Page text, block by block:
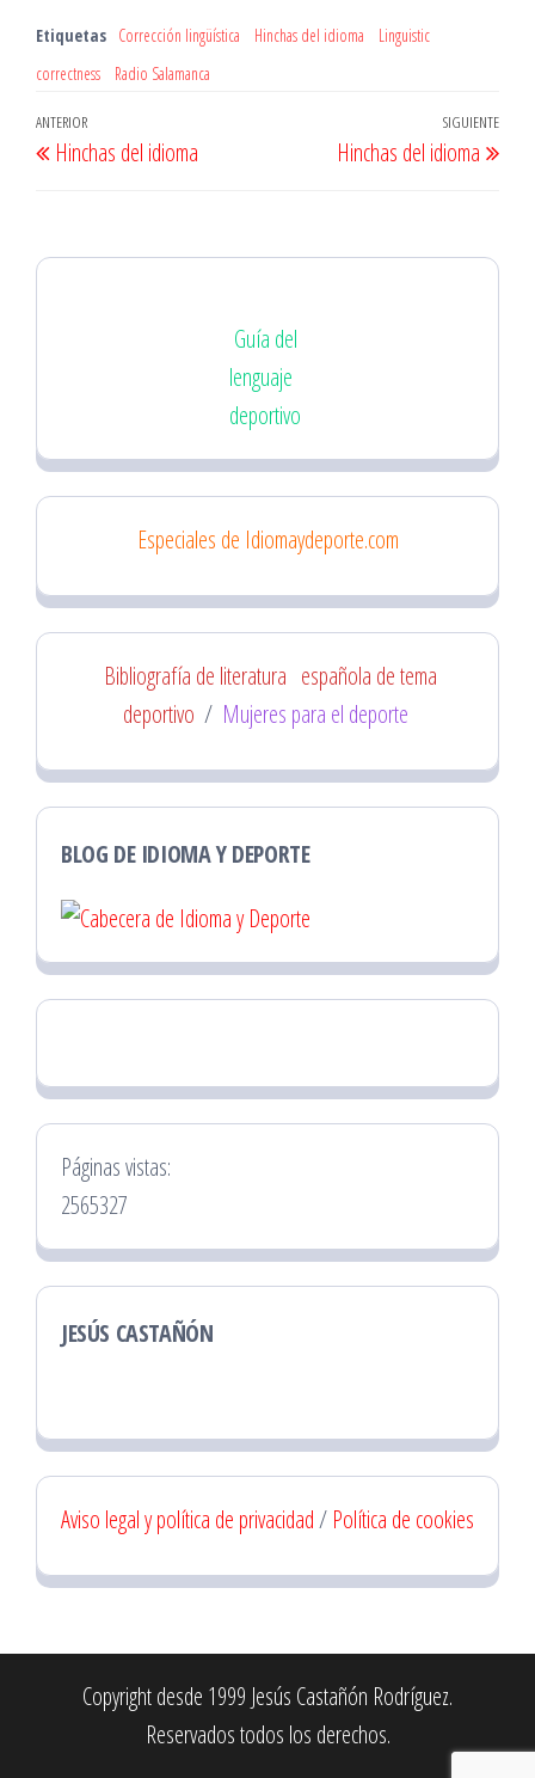
Etiquetas Corrección lingüística Hinchas del idioma
Linguistic
correctness
Radio Salamanca
Navegación
de
Entrada
anterior
ANTERIOR
Hinchas del idioma
SIGUIENTE
Hinchas del idioma
Guía del
lenguaje
deportivo
Especiales de Idiomaydeporte.com
Bibliografía de literatura española de tema
deportivo / Mujeres para el deporte
BLOG DE IDIOMA Y DEPORTE
Páginas vistas:
2565327
JESÚS CASTAÑÓN
Aviso legal y política de privacidad/ Política de cookies
Copyright desde 1999 Jesús Castañón Rodríguez.
Reservados todos los derechos.